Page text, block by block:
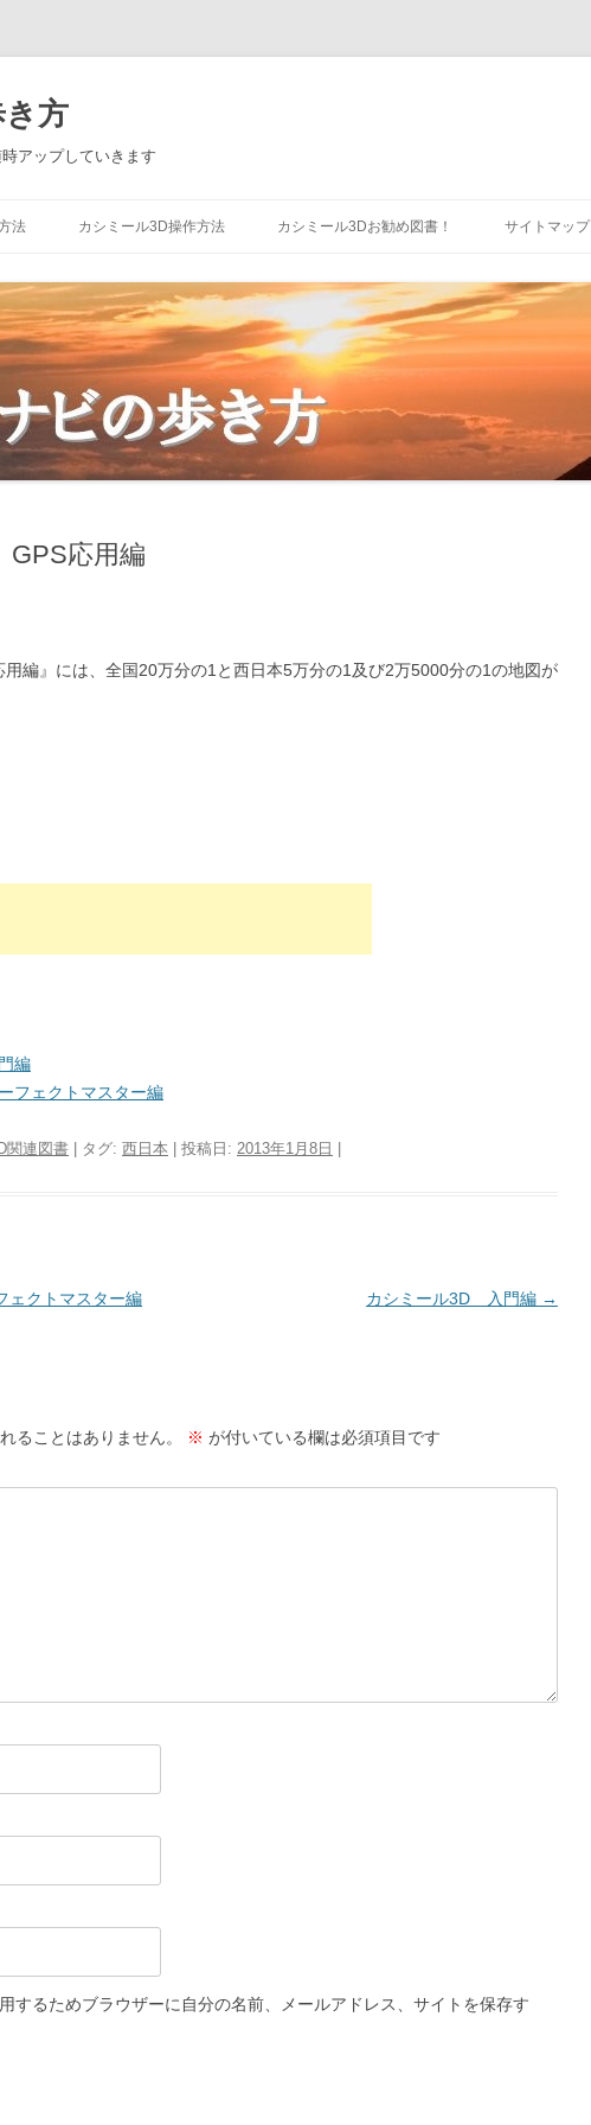
方
アップしていきます
ン
へ
ス
キ
ッ
プ
法
イページ）ログイン
認・編集
カシミール3D操作方法
カシミール3Dでルート図作成
カシミール3Dお勧め図書！
カシミール3D GPS応用編
カシミール3D パーフェクトマスタ
ー編
サイトマップ
応用編
編』には、全国20万分の1と西日本5万分の1及び2万5000分の1の地図が
編
フェクトマスター編
関連図書 | タグ: 西日本 | 投稿日: 2013年1月8日
クトマスター編 カシミール3D 入門編 →
ることはありません。 ※ が付いている欄は必須項目です
するためブラウザーに自分の名前、メールアドレス、サイトを保存す